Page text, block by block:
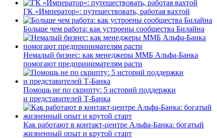
ГК «Император»: путешествовать, работая вахтой
Больше чем работа: как устроены сообщества Билайна
Немалый бизнес: как менеджеры ММБ Альфа-Банка
помогают предпринимателям расти
Помощь не по скрипту: 5 историй поддержки
и представителей Т-Банка
Как работают в контакт-центре Альфа-Банка: богатый
жизненный опыт и крутой старт